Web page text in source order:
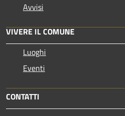
Avvisi
VIVERE IL COMUNE
Luoghi
Eventi
CONTATTI